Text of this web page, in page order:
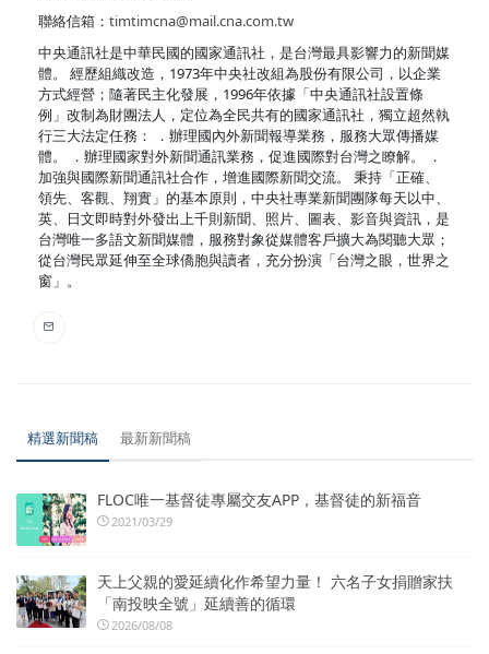
聯絡信箱： timtimcna@mail.cna.com.tw
中央通訊社是中華民國的國家通訊社，是台灣最具影響力的新聞媒
體。 經歷組織改造，1973年中央社改組為股份有限公司，以企業
方式經營；隨著民主化發展，1996年依據「中央通訊社設置條
例」改制為財團法人，定位為全民共有的國家通訊社，獨立超然執
行三大法定任務： ．辦理國內外新聞報導業務，服務大眾傳播媒
體。 ．辦理國家對外新聞通訊業務，促進國際對台灣之瞭解。 ．
加強與國際新聞通訊社合作，增進國際新聞交流。 秉持「正確、
領先、客觀、翔實」的基本原則，中央社專業新聞團隊每天以中、
英、日文即時對外發出上千則新聞、照片、圖表、影音與資訊，是
台灣唯一多語文新聞媒體，服務對象從媒體客戶擴大為閱聽大眾；
從台灣民眾延伸至全球僑胞與讀者，充分扮演「台灣之眼，世界之
窗」。
精選新聞稿 最新新聞稿
FLOC唯一基督徒專屬交友APP，基督徒的新福音
2021/03/29
天上父親的愛延續化作希望力量！ 六名子女捐贈家扶
「南投映全號」延續善的循環
2026/08/08